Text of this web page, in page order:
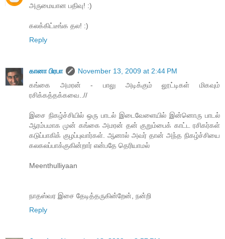
அருமையான பதிவு! :)
கலக்கிட்டீங்க தல! :)
Reply
கானா பிரபா
November 13, 2009 at 2:44 PM
கங்கை அமரன் - பாலு அடிக்கும் லூட்டிகள் மிகவும்
ரசிக்கத்தக்கவை..//
இசை நிகழ்ச்சியில் ஒரு பாடல் இடைவேளையில் இன்னொரு பாடல்
ஆரம்பமாக முன் கங்கை அமரன் தன் குறும்பைக் காட்ட ரசிகர்கள்
கடுப்பாகிக் குழப்புவார்கள். ஆனால் அவர் தான் அந்த நிகழ்ச்சியை
கலகலப்பாக்குகின்றார் என்பதே தெரியாமல்
Meenthulliyaan
நாதஸ்வர இசை தேடித்தருகின்றேன், நன்றி
Reply